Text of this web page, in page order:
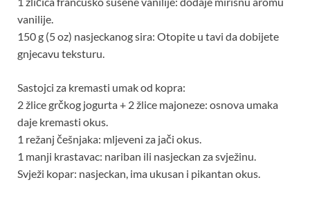
vanilije.
150 g (5 oz) nasjeckanog sira: Otopite u tavi da dobijete
gnjecavu teksturu.
Sastojci za kremasti umak od kopra:
2 žlice grčkog jogurta + 2 žlice majoneze: osnova umaka
daje kremasti okus.
1 režanj češnjaka: mljeveni za jači okus.
1 manji krastavac: nariban ili nasjeckan za svježinu.
Svježi kopar: nasjeckan, ima ukusan i pikantan okus.